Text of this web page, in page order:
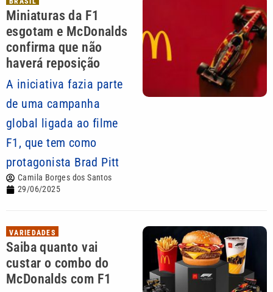
Miniaturas da F1
esgotam e McDonalds
confirma que não
haverá reposição
A iniciativa fazia parte
de uma campanha
global ligada ao filme
F1, que tem como
protagonista Brad Pitt
Camila Borges dos Santos
29/06/2025
VARIEDADES
Saiba quanto vai
custar o combo do
McDonalds com F1